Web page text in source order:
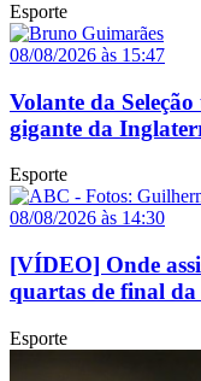
Esporte
08/08/2026 às 15:47
Volante da
gigante da
Esporte
08/08/2026 às 14:30
[VÍDEO] Onde
quartas de final da
Esporte